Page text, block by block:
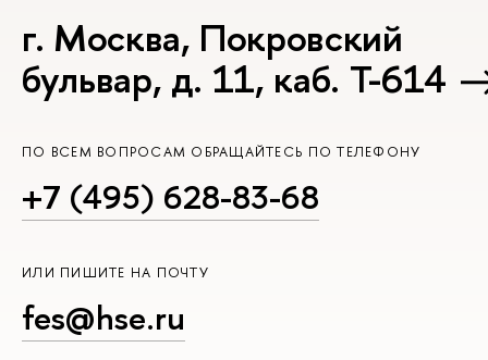
г. Москва, Покровский
бульвар, д. 11, каб. Т-614
ПО ВСЕМ ВОПРОСАМ ОБРАЩАЙТЕСЬ ПО ТЕЛЕФОНУ
+7 (495) 628-83-68
ИЛИ ПИШИТЕ НА ПОЧТУ
fes@hse.ru